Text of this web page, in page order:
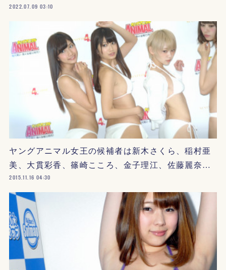
2022.07.09 03:10
ヤングアニマル女王の候補者は新木さくら、稲村亜
美、大貫彩香、篠崎こころ、金子理江、佐藤麗奈…
2015.11.16 04:30